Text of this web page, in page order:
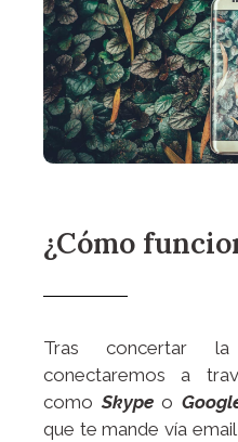
¿Cómo
Tras concertar
conectaremos a
como Skypeo
que te mande vía